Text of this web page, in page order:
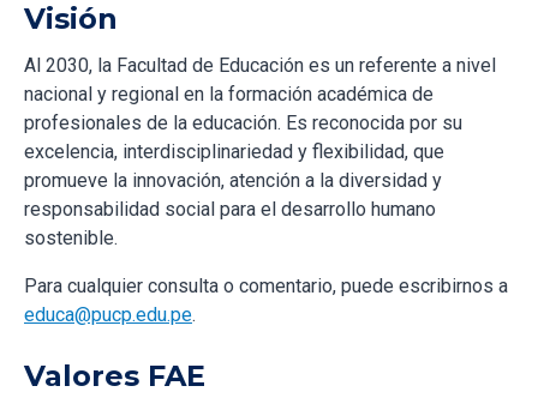
Visión
Al 2030, la Facultad de Educación es un referente a nivel
nacional y regional en la formación académica de
profesionales de la educación. Es reconocida por su
excelencia, interdisciplinariedad y flexibilidad, que
promueve la innovación, atención a la diversidad y
responsabilidad social para el desarrollo humano
sostenible.
Para cualquier consulta o comentario, puede escribirnos a
educa@pucp.edu.pe.
Valores FAE